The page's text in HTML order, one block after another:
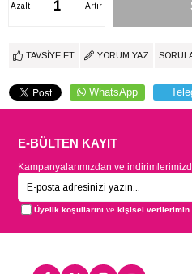
Artır
Azalt
TAVSIYE ET YORUM YAZ
WhatsApp
E-BÜLTEN KAYIT
Kampanyalarımızdan ve
Üyelik koşullarını vekişisel verilerimin